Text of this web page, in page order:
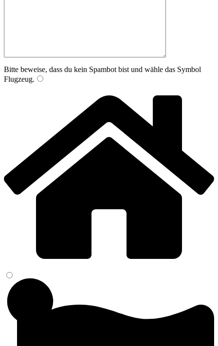
Bitte beweise, dass du kein Spambot bist und wähle das Symbol
Flugzeug.